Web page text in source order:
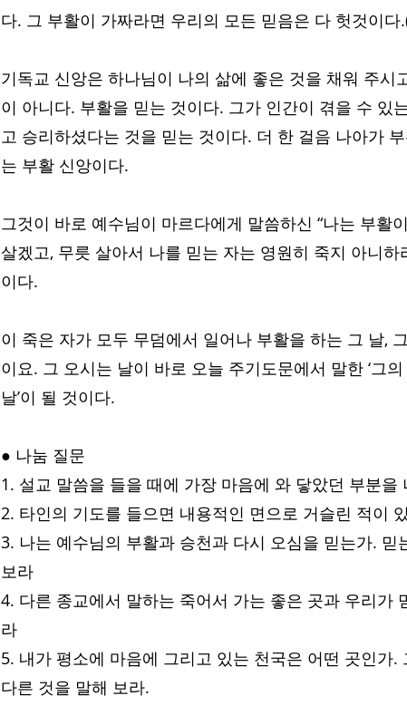
다. 그 부활이 가짜라면 우리의 모든 믿음은 다 헛것이다
기독교 신앙은 하나님이 나의 삶에 좋은 것을 채워 주시
이 아니다. 부활을 믿는 것이다. 그가 인간이 겪을 수 있
고 승리하셨다는 것을 믿는 것이다. 더 한 걸음 나아가
는 부활 신앙이다.
그것이 바로 예수님이 마르다에게 말씀하신 “나는 부활
살겠고, 무릇 살아서 나를 믿는 자는 영원히 죽지 아니
이다.
이 죽은 자가 모두 무덤에서 일어나 부활을 하는 그 날,
이요. 그 오시는 날이 바로 오늘 주기도문에서 말한 ‘그
날’이 될 것이다.
● 나눔 질문
1. 설교 말씀을 들을 때에 가장 마음에 와 닿았던 부분을
2. 타인의 기도를 들으면 내용적인 면으로 거슬린 적이
3. 나는 예수님의 부활과 승천과 다시 오심을 믿는가. 믿
보라
4. 다른 종교에서 말하는 죽어서 가는 좋은 곳과 우리가
라
5. 내가 평소에 마음에 그리고 있는 천국은 어떤 곳인가
다른 것을 말해 보라.